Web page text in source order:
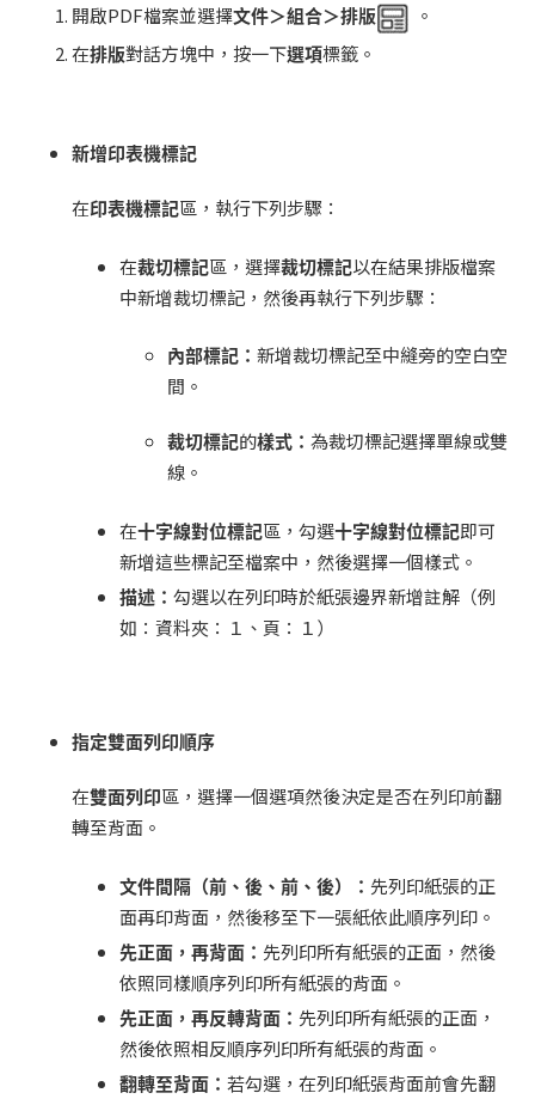
開啟PDF檔案並選擇文件＞組合＞排版
。
在排版對話方塊中，按一下選項標籤。
新增印表機標記
在印表機標記區，執行下列步驟：
在裁切標記區，選擇裁切標記以在結果排版檔案
中新增裁切標記，然後再執行下列步驟：
內部標記： 新增裁切標記至中縫旁的空白空
間。
裁切標記的樣式： 為裁切標記選擇單線或雙
線。
在十字線對位標記區，勾選十字線對位標記即可
新增這些標記至檔案中，然後選擇一個樣式。
描述： 勾選以在列印時於紙張邊界新增註解（例
如：資料夾：１、頁：１）
指定雙面列印順序
在雙面列印區，選擇一個選項然後決定是否在列印前翻
轉至背面。
文件間隔（前、後、前、後）： 先列印紙張的正
面再印背面，然後移至下一張紙依此順序列印。
先正面，再背面： 先列印所有紙張的正面，然後
依照同樣順序列印所有紙張的背面。
先正面，再反轉背面： 先列印所有紙張的正面，
然後依照相反順序列印所有紙張的背面。
翻轉至背面： 若勾選，在列印紙張背面前會先翻